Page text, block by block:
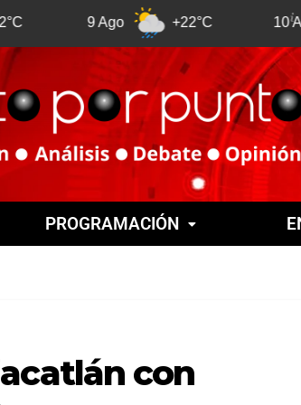
9 Ago +22°C 10 Ago
PROGRAMACIÓN
con